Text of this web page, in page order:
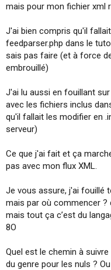
mais pour mon fichier xml
J'ai bien compris qu'il
feedparser.php dans le
sais pas faire (et à force
embrouillé)
J'ai lu aussi en fouillant
avec les fichiers inclus
qu'il fallait les modifier en
serveur)
Ce que j'ai fait et ça
pas avec mon flux XML.
Je vous assure, j'ai fouillé
mais par où commencer ?
mais tout ça c’est du
8O
Quel est le chemin à
du genre pour les nuls ?